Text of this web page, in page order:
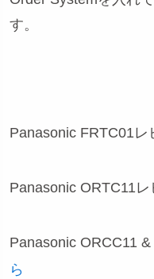
す。
Panasonic FRTC01レ
Panasonic ORTC11
Panasonic ORCC11
ら